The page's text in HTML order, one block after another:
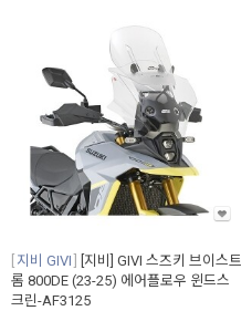
지비 GIVI
[지비] GIVI 스즈키 브이스트
롬 800DE (23-25) 에어플로우 윈드스
크린-AF3125